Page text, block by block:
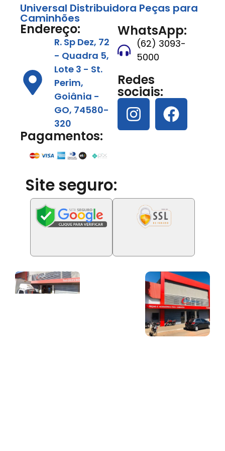
Universal Distribuidora Peças para
Caminhões
Endereço:
R. Sp Dez, 72
- Quadra 5,
Lote 3 - St.
Perim,
Goiânia -
GO, 74580-
320
Pagamentos:
WhatsApp:
(62) 3093-
5000
Redes
sociais:
Site seguro: